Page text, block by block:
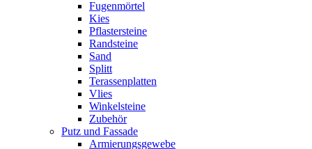
Fugenmörtel
Kies
Pflastersteine
Randsteine
Sand
Splitt
Terassenplatten
Vlies
Winkelsteine
Zubehör
Putz und Fassade
Armierungsgewebe